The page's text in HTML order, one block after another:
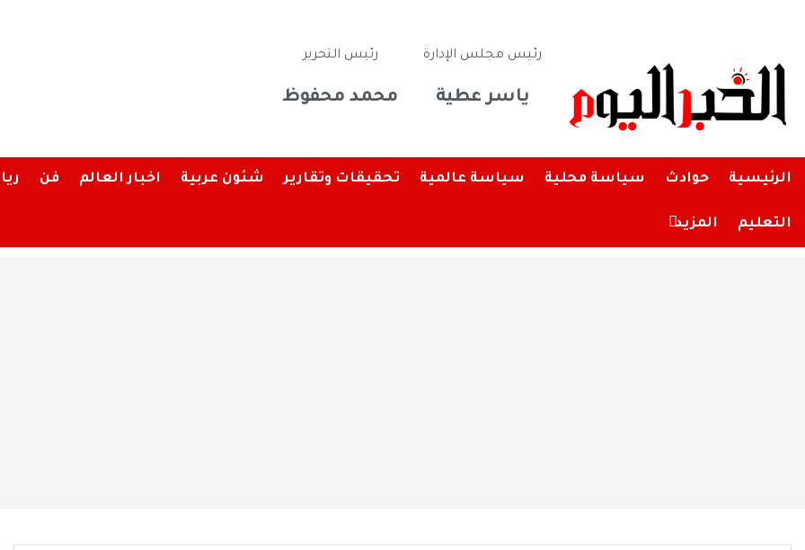
رئيس مجلس الإدارة
ياسر عطية
رئيس التحرير
محمد محفوظ
الرئيسية حوادث سياسة محلية سياسة عالمية تحقيقات وتقارير شئون عربية اخبار العالم فن
التعليم المزيد